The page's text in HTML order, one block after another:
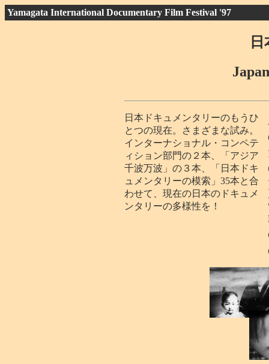
Yamagata International Documentary Film Festival '97
日本ドキュメンタリーのもうひ
とつの現在。さまざまな試み。
インターナショナル・コンペテ
ィション部門の２本、「アジア
千波万波」の３本、「日本ドキ
ュメンタリーの模索」35本と合
わせて、現在の日本のドキュメ
ンタリーの多様性を！